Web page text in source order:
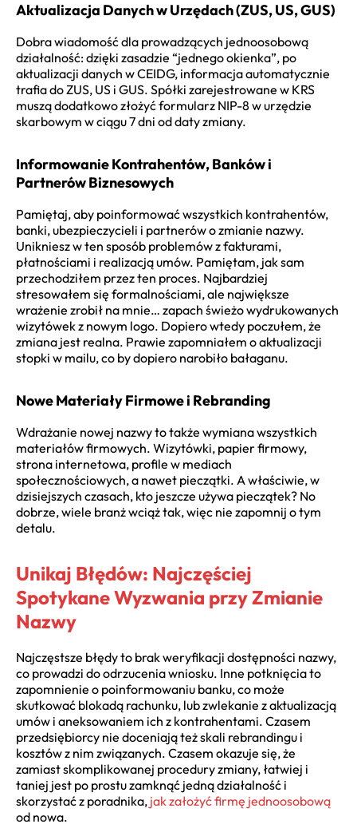
Aktualizacja Danych w Urzędach (ZUS, US, GUS)
Dobra wiadomość dla prowadzących jednoosobową
działalność: dzięki zasadzie “jednego okienka”, po
aktualizacji danych w CEIDG, informacja automatycznie
trafia do ZUS, US i GUS. Spółki zarejestrowane w KRS
muszą dodatkowo złożyć formularz NIP-8 w urzędzie
skarbowym w ciągu 7 dni od daty zmiany.
Informowanie Kontrahentów, Banków i
Partnerów Biznesowych
Pamiętaj, aby poinformować wszystkich kontrahentów,
banki, ubezpieczycieli i partnerów o zmianie nazwy.
Unikniesz w ten sposób problemów z fakturami,
płatnościami i realizacją umów. Pamiętam, jak sam
przechodziłem przez ten proces. Najbardziej
stresowałem się formalnościami, ale największe
wrażenie zrobił na mnie… zapach świeżo wydrukowanych
wizytówek z nowym logo. Dopiero wtedy poczułem, że
zmiana jest realna. Prawie zapomniałem o aktualizacji
stopki w mailu, co by dopiero narobiło bałaganu.
Nowe Materiały Firmowe i Rebranding
Wdrażanie nowej nazwy to także wymiana wszystkich
materiałów firmowych. Wizytówki, papier firmowy,
strona internetowa, profile w mediach
społecznościowych, a nawet pieczątki. A właściwie, w
dzisiejszych czasach, kto jeszcze używa pieczątek? No
dobrze, wiele branż wciąż tak, więc nie zapomnij o tym
detalu.
Unikaj Błędów: Najczęściej
Spotykane Wyzwania przy Zmianie
Nazwy
Najczęstsze błędy to brak weryfikacji dostępności nazwy,
co prowadzi do odrzucenia wniosku. Inne potknięcia to
zapomnienie o poinformowaniu banku, co może
skutkować blokadą rachunku, lub zwlekanie z aktualizacją
umów i aneksowaniem ich z kontrahentami. Czasem
przedsiębiorcy nie doceniają też skali rebrandingu i
kosztów z nim związanych. Czasem okazuje się, że
zamiast skomplikowanej procedury zmiany, łatwiej i
taniej jest po prostu zamknąć jedną działalność i
skorzystać z poradnika, jak założyć firmę jednoosobową
od nowa.